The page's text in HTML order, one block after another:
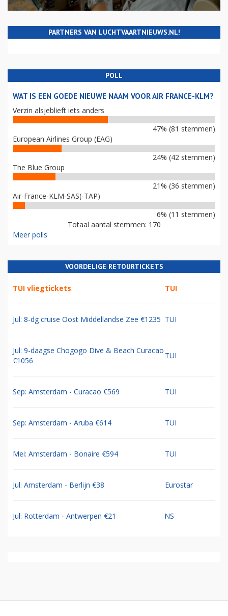
PARTNERS VAN LUCHTVAARTNIEUWS.NL!
POLL
WAT IS EEN GOEDE NIEUWE NAAM VOOR AIR FRANCE-KLM?
Verzin alsjeblieft iets anders
47% (81 stemmen)
European Airlines Group (EAG)
24% (42 stemmen)
The Blue Group
21% (36 stemmen)
Air-France-KLM-SAS(-TAP)
6% (11 stemmen)
Totaal aantal stemmen: 170
Meer polls
VOORDELIGE RETOURTICKETS
TUI vliegtickets TUI
Jul: 8-dg cruise Oost Middellandse Zee €1235 TUI
Jul: 9-daagse Chogogo Dive & Beach Curacao
€1056
TUI
Sep: Amsterdam - Curacao €569 TUI
Sep: Amsterdam - Aruba €614 TUI
Mei: Amsterdam - Bonaire €594 TUI
Jul: Amsterdam - Berlijn €38 Eurostar
Jul: Rotterdam - Antwerpen €21 NS